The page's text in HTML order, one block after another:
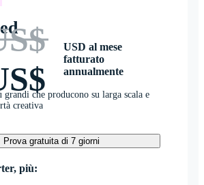
USD al mese
fatturato
annualmente
grandi che producono su larga scala e
creativa
Prova gratuita di 7 giorni
più: